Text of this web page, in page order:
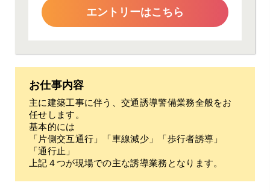
エントリーはこちら
お仕事内容
主に建築工事に伴う、交通誘導警備業務全般をお
任せします。
基本的には
「片側交互通行」「車線減少」「歩行者誘導」
「通行止」
上記４つが現場での主な誘導業務となります。